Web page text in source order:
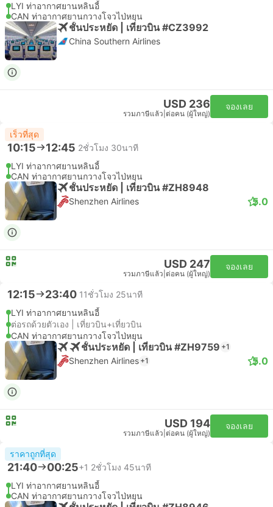
LYI ท่าอากาศยานหลินอี้
CAN ท่าอากาศยานกวางโจวไป่หยุน
ชั้นประหยัด | เที่ยวบิน #CZ3992
China Southern Airlines
USD 236
รวมภาษีแล้ว ต่อคน (ผู้ใหญ่)
จองเลย
เร็วที่สุด
10:15 12:45 2ชั่วโมง 30นาที
LYI ท่าอากาศยานหลินอี้
CAN ท่าอากาศยานกวางโจวไป่หยุน
ชั้นประหยัด | เที่ยวบิน #ZH8948
Shenzhen Airlines 5.0
USD 247
รวมภาษีแล้ว ต่อคน (ผู้ใหญ่)
จองเลย
12:15 23:40 11ชั่วโมง 25นาที
LYI ท่าอากาศยานหลินอี้
ต่อรถด้วยตัวเอง | เที่ยวบิน+เที่ยวบิน
CAN ท่าอากาศยานกวางโจวไป่หยุน
ชั้นประหยัด | เที่ยวบิน #ZH9759 +1
Shenzhen Airlines +1 5.0
USD 194
รวมภาษีแล้ว ต่อคน (ผู้ใหญ่)
จองเลย
ราคาถูกที่สุด
21:40 00:25+1 2ชั่วโมง 45นาที
LYI ท่าอากาศยานหลินอี้
CAN ท่าอากาศยานกวางโจวไป่หยุน